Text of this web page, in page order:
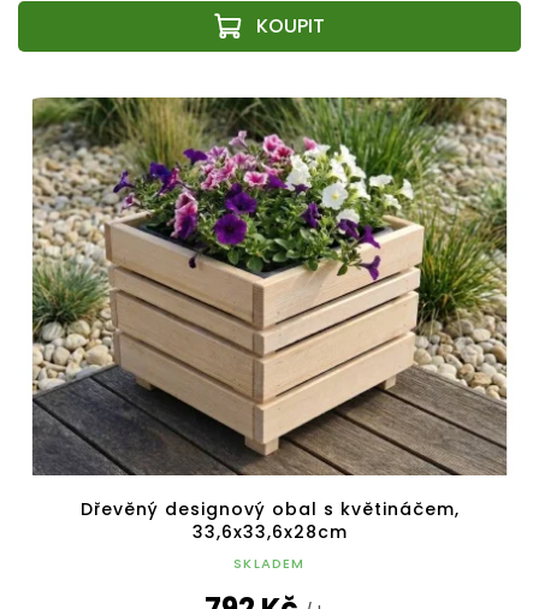
Dřevěný designový obal s květináčem,
33,6x33,6x28cm
SKLADEM